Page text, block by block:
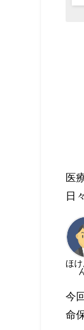
医
日
ほ
今
命